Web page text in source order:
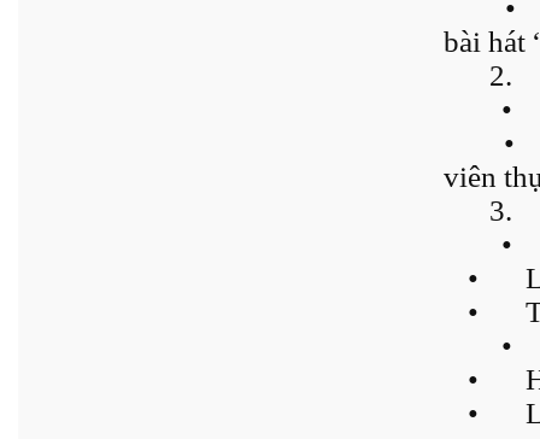
•
bài hát
2.
•
•
viên
3.
•
•
•
•
•
•